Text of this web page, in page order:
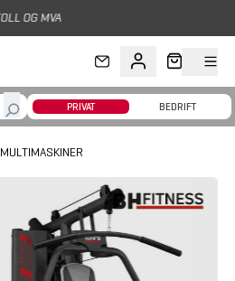
PRIVAT BEDRIFT
MULTIMASKINER